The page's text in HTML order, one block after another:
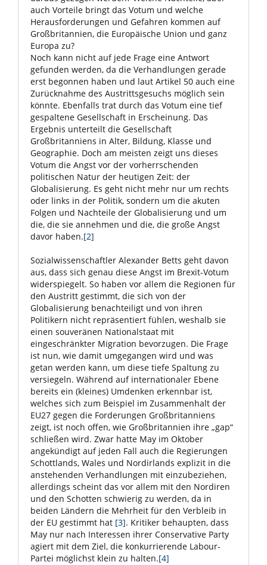
auch Vorteile bringt das Votum und welche
Herausforderungen und Gefahren kommen auf
Großbritannien, die Europäische Union und ganz
Europa zu?
Noch kann nicht auf jede Frage eine Antwort
gefunden werden, da die Verhandlungen gerade
erst begonnen haben und laut Artikel 50 auch eine
Zurücknahme des Austrittsgesuchs möglich sein
könnte. Ebenfalls trat durch das Votum eine tief
gespaltene Gesellschaft in Erscheinung. Das
Ergebnis unterteilt die Gesellschaft
Großbritanniens in Alter, Bildung, Klasse und
Geographie. Doch am meisten zeigt uns dieses
Votum die Angst vor der vorherrschenden
politischen Natur der heutigen Zeit: der
Globalisierung. Es geht nicht mehr nur um rechts
oder links in der Politik, sondern um die akuten
Folgen und Nachteile der Globalisierung und um
die, die sie annehmen und die, die große Angst
davor haben.[2]
Sozialwissenschaftler Alexander Betts geht davon
aus, dass sich genau diese Angst im Brexit-Votum
widerspiegelt. So haben vor allem die Regionen für
den Austritt gestimmt, die sich von der
Globalisierung benachteiligt und von ihren
Politikern nicht repräsentiert fühlen, weshalb sie
einen souveränen Nationalstaat mit
eingeschränkter Migration bevorzugen. Die Frage
ist nun, wie damit umgegangen wird und was
getan werden kann, um diese tiefe Spaltung zu
versiegeln. Während auf internationaler Ebene
bereits ein (kleines) Umdenken erkennbar ist,
welches sich zum Beispiel im Zusammenhalt der
EU27 gegen die Forderungen Großbritanniens
zeigt, ist noch offen, wie Großbritannien ihre „gap“
schließen wird. Zwar hatte May im Oktober
angekündigt auf jeden Fall auch die Regierungen
Schottlands, Wales und Nordirlands explizit in die
anstehenden Verhandlungen mit einzubeziehen,
allerdings scheint das vor allem mit den Nordiren
und den Schotten schwierig zu werden, da in
beiden Ländern die Mehrheit für den Verbleib in
der EU gestimmt hat [3]. Kritiker behaupten, dass
May nur nach Interessen ihrer Conservative Party
agiert mit dem Ziel, die konkurrierende Labour-
Partei möglichst klein zu halten.[4]